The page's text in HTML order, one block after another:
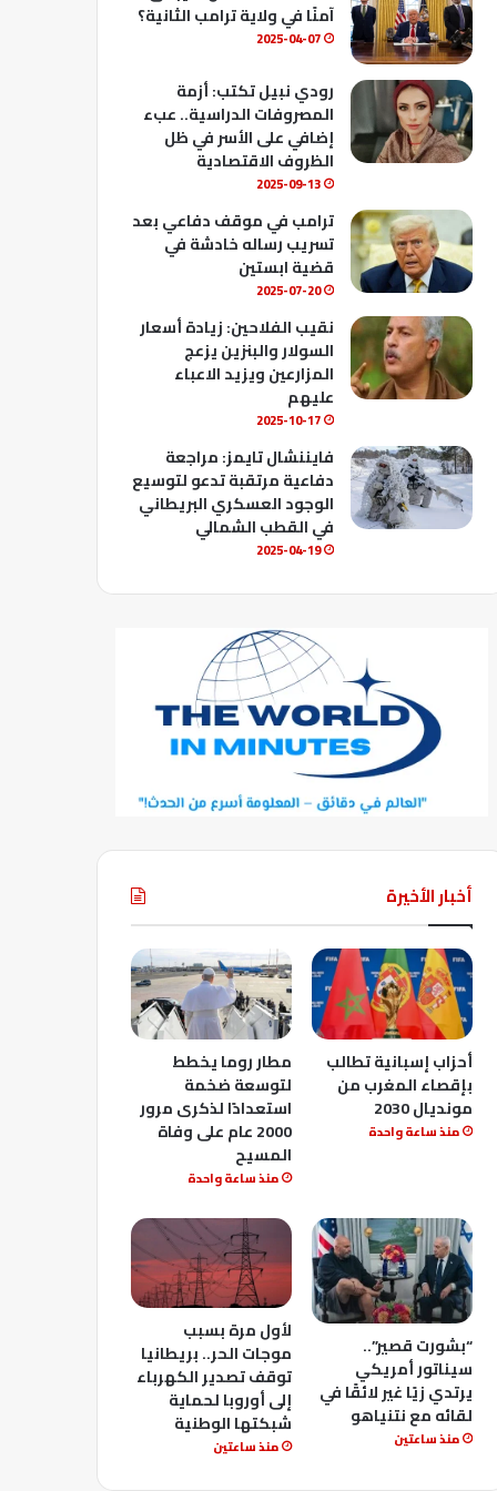
b
e
آمنًا في ولاية ترامب الثانية؟
2025-04-07
رودي نبيل تكتب: أزمة
المصروفات الدراسية.. عبء
إضافي على الأسر في ظل
الظروف الاقتصادية
2025-09-13
ترامب في موقف دفاعي بعد
تسريب رساله خادشة في
قضية ابستين
2025-07-20
نقيب الفلاحين: زيادة أسعار
السولار والبنزين يزعج
المزارعين ويزيد الاعباء
عليهم
2025-10-17
فايننشال تايمز: مراجعة
دفاعية مرتقبة تدعو لتوسيع
الوجود العسكري البريطاني
في القطب الشمالي
2025-04-19
أخبار الأخيرة
أحزاب إسبانية تطالب
بإقصاء المغرب من
مونديال 2030
منذ ساعة واحدة
مطار روما يخطط
لتوسعة ضخمة
استعدادًا لذكرى مرور
2000 عام على وفاة
المسيح
منذ ساعة واحدة
“بشورت قصير”..
سيناتور أمريكي
يرتدي زيًا غير لائقًا في
لقائه مع نتنياهو
منذ ساعتين
لأول مرة بسبب
موجات الحر.. بريطانيا
توقف تصدير الكهرباء
إلى أوروبا لحماية
شبكتها الوطنية
منذ ساعتين